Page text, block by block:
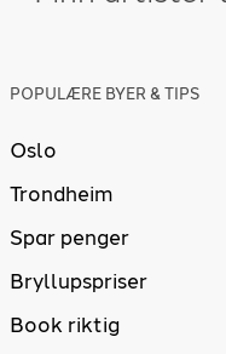
POPULÆRE BYER & TIPS
Oslo
Trondheim
Spar penger
Bryllupspriser
Book riktig